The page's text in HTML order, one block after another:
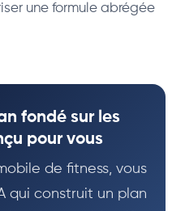
une formule abrégée
fondé sur les
pour vous
de fitness, vous
qui construit un plan